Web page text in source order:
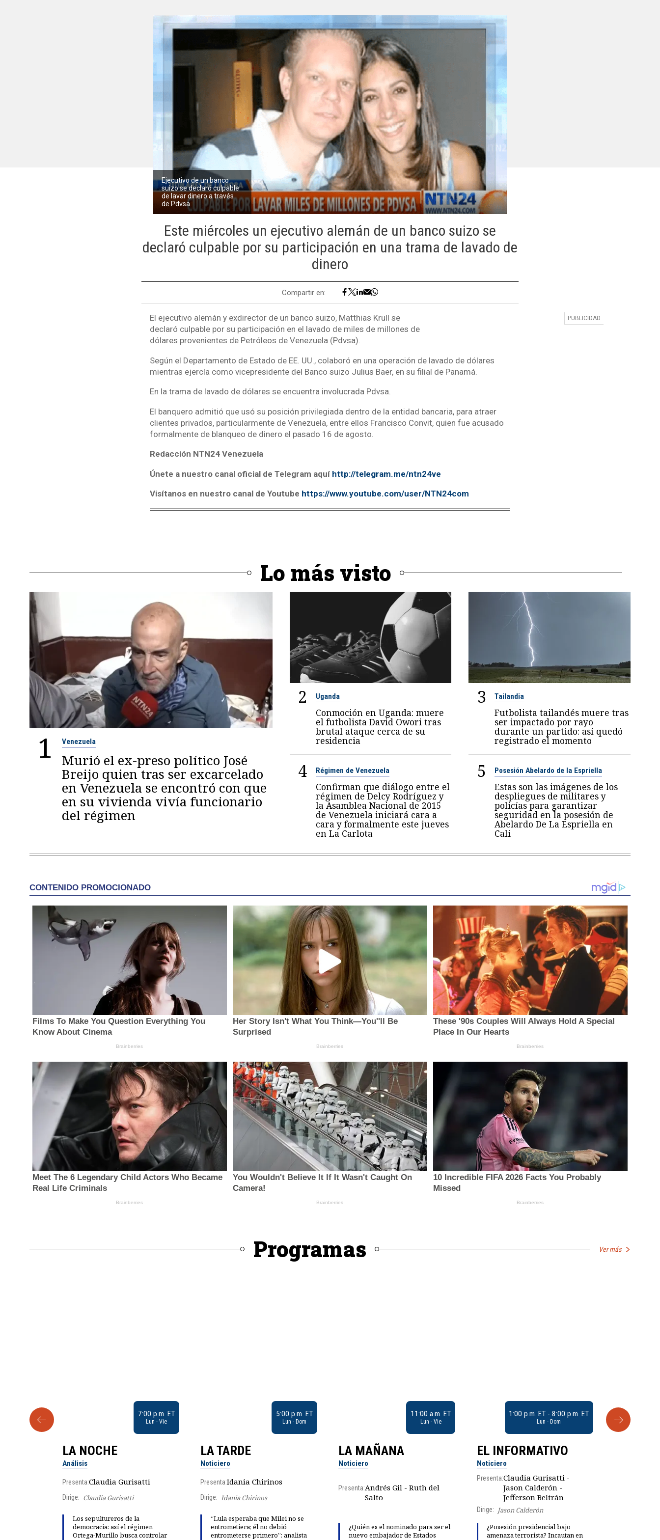
Ejecutivo de un banco
suizo se declaró culpable
de lavar dinero a través
de Pdvsa
Este miércoles un ejecutivo alemán de un banco suizo se
declaró culpable por su participación en una trama de lavado de
dinero
Compartir en:
El ejecutivo alemán y exdirector de un banco suizo, Matthias Krull se
declaró culpable por su participación en el lavado de miles de millones de
dólares provenientes de Petróleos de Venezuela (Pdvsa).
Según el Departamento de Estado de EE. UU., colaboró en una operación de lavado de dólares
mientras ejercía como vicepresidente del Banco suizo Julius Baer, en su filial de Panamá.
En la trama de lavado de dólares se encuentra involucrada Pdvsa.
El banquero admitió que usó su posición privilegiada dentro de la entidad bancaria, para atraer
clientes privados, particularmente de Venezuela, entre ellos Francisco Convit, quien fue acusado
formalmente de blanqueo de dinero el pasado 16 de agosto.
Redacción NTN24 Venezuela
Únete a nuestro canal oficial de Telegram aquí http://telegram.me/ntn24ve
Visítanos en nuestro canal de Youtube https://www.youtube.com/user/NTN24com
Lo más visto
1 Venezuela
Murió el ex-preso político José
Breijo quien tras ser excarcelado
en Venezuela se encontró con que
en su vivienda vivía funcionario
del régimen
2 Uganda
Conmoción en Uganda: muere
el futbolista David Owori tras
brutal ataque cerca de su
residencia
3 Tailandia
Futbolista tailandés muere tras
ser impactado por rayo
durante un partido: así quedó
registrado el momento
4 Régimen de Venezuela
Confirman que diálogo entre el
régimen de Delcy Rodríguez y
la Asamblea Nacional de 2015
de Venezuela iniciará cara a
cara y formalmente este jueves
en La Carlota
5 Posesión Abelardo de la Espriella
Estas son las imágenes de los
despliegues de militares y
policías para garantizar
seguridad en la posesión de
Abelardo De La Espriella en
Cali
Programas Ver más
9:30 a.m. ET 7:00 p.m. ET
Lun - Vie
LA NOCHE
Análisis
Presenta:Claudia Gurisatti
Dirige: Claudia Gurisatti
Los sepultureros de la
democracia: así el régimen
Ortega-Murillo busca controlar
5:00 p.m. ET
Lun - Dom
LA TARDE
Noticiero
Presenta:Idania Chirinos
Dirige: Idania Chirinos
“Lula esperaba que Milei no se
entrometiera; él no debió
entrometerse primero”: analista
11:00 a.m. ET
Lun - Vie
LA MAÑANA
Noticiero
Presenta:Andrés Gil - Ruth del
Salto
¿Quién es el nominado para ser el
nuevo embajador de Estados
1:00 p.m. ET - 8:00 p.m. ET
Lun - Dom
EL INFORMATIVO
Noticiero
Presenta:Claudia Gurisatti -
Jason Calderón -
Jefferson Beltrán
Dirige:
Jason Calderón
¿Posesión presidencial bajo
amenaza terrorista? Incautan en